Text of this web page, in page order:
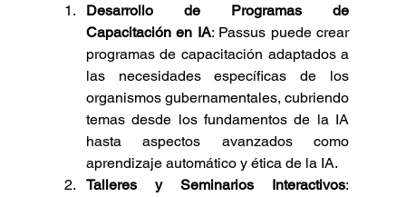
Desarrollo de Programas de
Capacitación en IA: Passus puede crear
programas de capacitación adaptados a
las necesidades específicas de los
organismos gubernamentales, cubriendo
temas desde los fundamentos de la IA
hasta aspectos avanzados como
aprendizaje automático y ética de la IA.
Talleres y Seminarios Interactivos: